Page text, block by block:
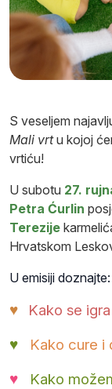
S veseljem
Mali vrtu kojoj
vrtiću!
U subotu 27.
Petra Ćurlin
Terezije
Hrvatskom
U emisiji doznajte:
♥
Kako se
♥
Kako cure i
♥
Kako